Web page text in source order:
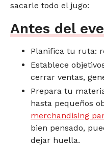
sacarle todo el jugo:
Antes del
Planifica tu ruta:
Establece
cerrar ventas,
Prepara tu
hasta pequeños
merchandising
bien pensado,
dejar huella.